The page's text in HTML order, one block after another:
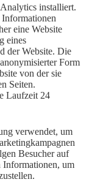
installiert.
eine Website
eines
der Website. Die
Form
von der sie
Seiten.
Laufzeit 24
verwendet, um
Besucher auf
Informationen, um